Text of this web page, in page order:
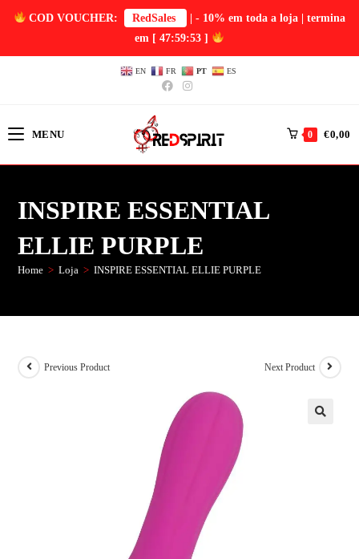
COD VOUCHER: RedSales
| - 10% em toda a loja | termina
em [ 47:59:52 ]
EN FR PT ES
MENU 0 €0,00
INSPIRE ESSENTIAL
ELLIE PURPLE
Home > Loja > INSPIRE ESSENTIAL ELLIE PURPLE
Previous Product Next Product